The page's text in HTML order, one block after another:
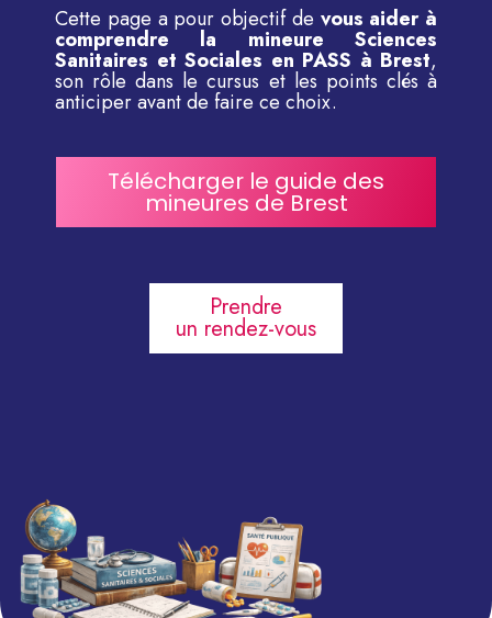
Cette page a pour objectif de vous aider à
comprendre la mineure Sciences
Sanitaires et Sociales en PASS à Brest,
son rôle dans le cursus et les points clés à
anticiper avant de faire ce choix.
Télécharger le guide des
mineures de Brest
Prendre
un rendez-vous